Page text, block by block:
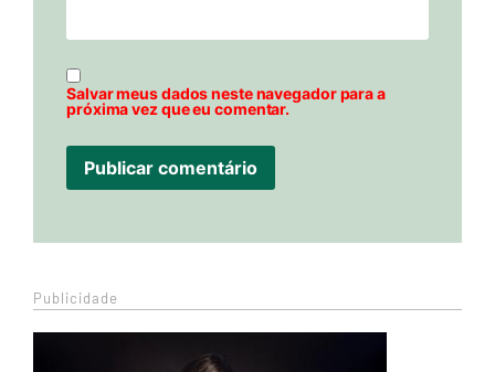
Salvar meus dados neste navegador para a
próxima vez que eu comentar.
Publicidade